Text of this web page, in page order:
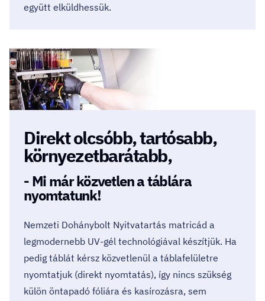
együtt elküldhessük.
Direkt olcsóbb, tartósabb,
környezetbarátabb,
- Mi már közvetlen a táblára
nyomtatunk!
Nemzeti Dohánybolt Nyitvatartás matricád a
legmodernebb UV-gél technológiával készítjük. Ha
pedig táblát kérsz közvetlenül a táblafelületre
nyomtatjuk (direkt nyomtatás), így nincs szükség
külön öntapadó fóliára és kasírozásra, sem